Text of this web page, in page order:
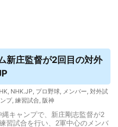
新庄監督が2回目の対外
, NHK.JP, プロ野球, メンバー, 対外試
プ, 練習試合, 阪神
縄キャンプで、新庄剛志監督が2
習試合を行い、2軍中心のメンバ